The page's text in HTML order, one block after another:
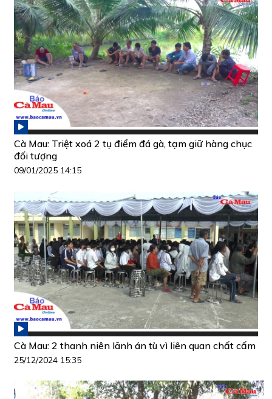
Cà Mau: Triệt xoá 2 tụ điểm đá gà, tạm giữ hàng chục
đối tượng
09/01/2025 14:15
Cà Mau: 2 thanh niên lãnh án tù vì liên quan chất cấm
25/12/2024 15:35